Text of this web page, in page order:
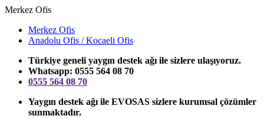
Merkez Ofis
Merkez Ofis
Anadolu Ofis / Kocaeli Ofis
Türkiye geneli yaygın destek ağı ile sizlere ulaşıyoruz.
Whatsapp: 0555 564 08 70
0555 564 08 70
Yaygın destek ağı ile EVOSAS sizlere kurumsal çözümler
sunmaktadır.